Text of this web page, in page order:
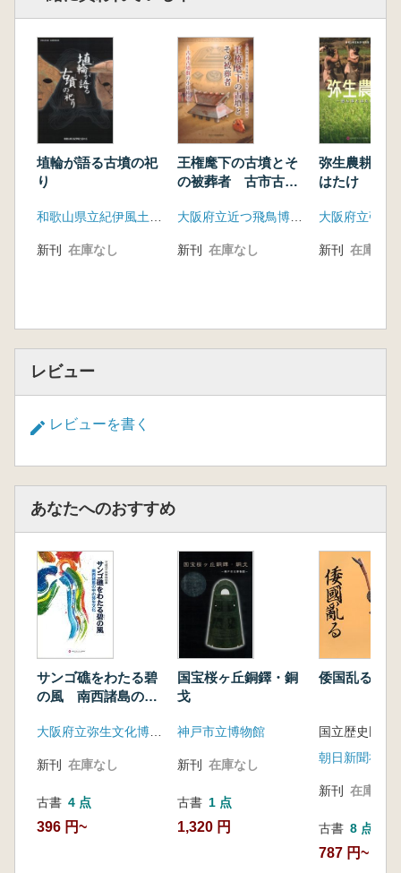
埴輪が語る古墳の祀
り
和歌山県立紀伊風土記の丘
新刊 在庫なし
王権麾下の古墳とそ
の被葬者 古市古墳
大阪府立近つ飛鳥博物館
新刊 在庫なし
弥生農耕 田
はたけ
新刊 在庫なし
レビュー
レビューを書く
あなたへのおすすめ
サンゴ礁をわたる碧
の風 南西諸島の中
新刊 在庫なし
古書 4 点
396 円~
国宝桜ヶ丘銅鐸・銅
戈
神戸市立博物館
新刊 在庫なし
古書 1 点
1,320 円
倭国乱る
国立歴史民俗
朝日新聞社
新刊 在庫なし
古書 8 点
787 円~